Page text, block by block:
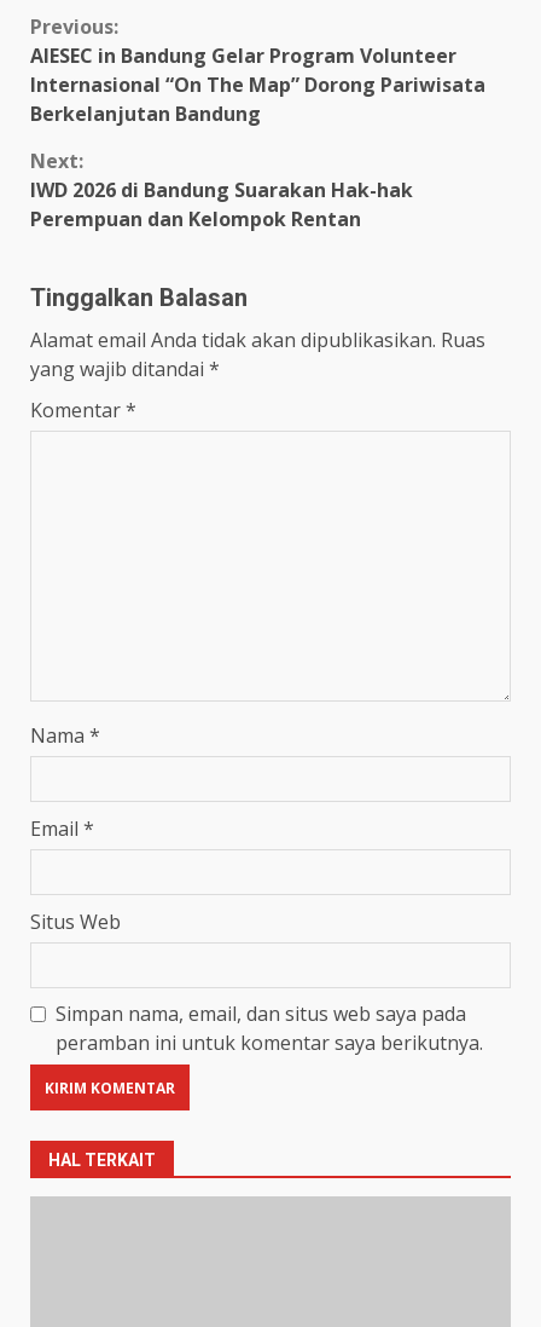
Previous:
AIESEC in Bandung Gelar Program Volunteer
Internasional “On The Map” Dorong Pariwisata
Berkelanjutan Bandung
Next:
IWD 2026 di Bandung Suarakan Hak-hak
Perempuan dan Kelompok Rentan
Tinggalkan Balasan
Alamat email Anda tidak akan dipublikasikan. Ruas
yang wajib ditandai *
Komentar*
Nama *
Email *
Situs Web
Simpan nama, email, dan situs web saya pada
peramban ini untuk komentar saya berikutnya.
HAL TERKAIT